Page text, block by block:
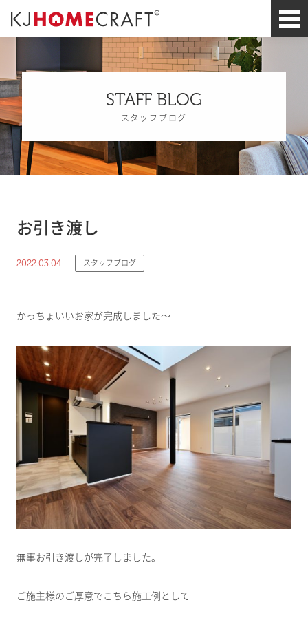
STAFF BLOG
スタッフブログ
お引き渡し
2022.03.04 スタッフブログ
かっちょいいお家が完成しました～
無事お引き渡しが完了しました。
ご施主様のご厚意でこちら施工例として